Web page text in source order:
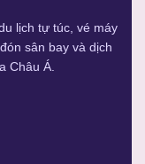
lịch tự túc, vé máy
sân bay và dịch
Châu Á.